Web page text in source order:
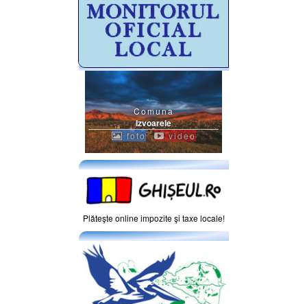
Comuna
Izvoarele
foto video
Plăteşte online impozite şi taxe locale!